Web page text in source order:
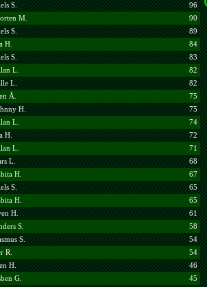
S.
96
M.
90
S.
89
H.
84
S.
83
L.
82
L.
82
Å.
75
H.
75
L.
74
H.
72
L.
71
L.
68
H.
67
S.
65
H.
65
H.
61
S.
58
S.
54
R.
54
H.
46
G.
45